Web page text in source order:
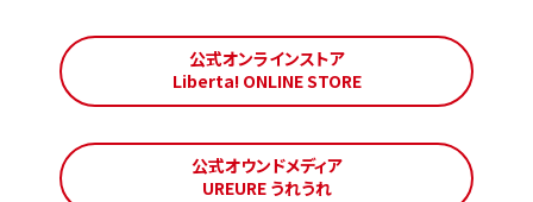
公式オンラインストア
Liberta! ONLINE STORE
公式オウンドメディア
UREURE うれうれ